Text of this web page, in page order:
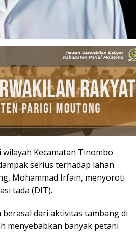
Kecamatan Tinombo
serius terhadap lahan
Mohammad Irfain, menyoroti
tada (DIT).
dari aktivitas tambang di
menyebabkan banyak petani